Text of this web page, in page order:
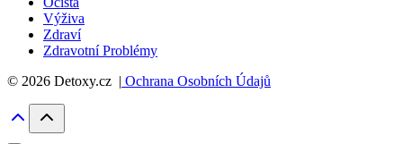
Výživa
Zdraví
Zdravotní Problémy
© 2026 Detoxy.cz | Ochrana Osobních Údajů